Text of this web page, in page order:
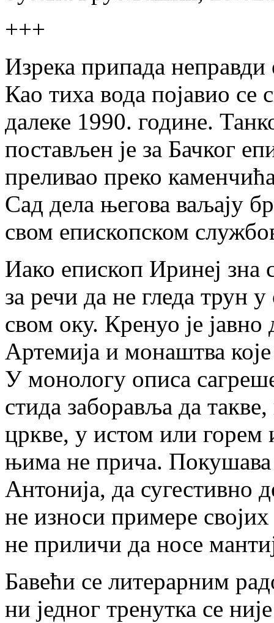
+++
Изрека припада
Као тиха вода појавио
далеке 1990. године.
постављен је за Бачког
преливао преко
Сад дела његова ваљају
свом епископском
Иако епископ Иринеј зна
за речи да не гледа трун
свом оку. Кренуо је
Артемија и монаштва
У монологу описа
стида заборавља да
цркве, у истом или горем
њима не прича. Покушава
Антонија, да сугестивно
не износи примере
не приличи да носе
Бавећи се литерарним
ни једног тренутка се